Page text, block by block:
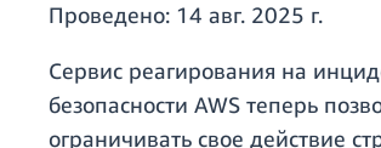
Проведено: 14 авг. 2025 г.
Сервис реагирования на
безопасности AWS теперь
ограничивать свое действие